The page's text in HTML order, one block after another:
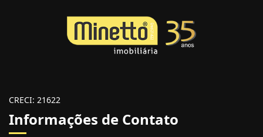
CRECI: 21622
Informações de Contato